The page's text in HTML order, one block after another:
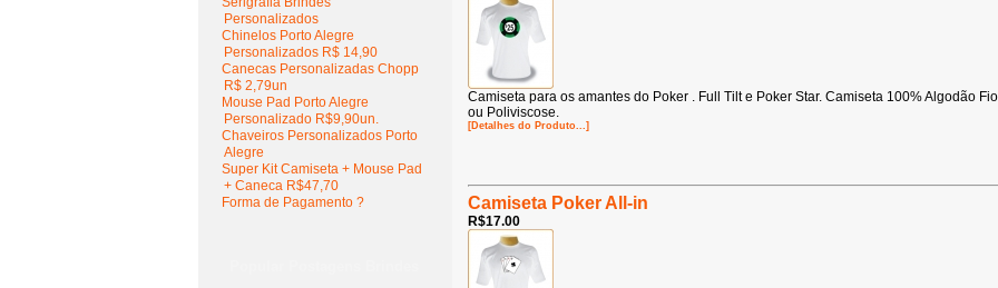
Personalizados
Chinelos Porto Alegre
Personalizados R$ 14,90
Canecas Personalizadas Chopp
R$ 2,79un
Mouse Pad Porto Alegre
Personalizado R$9,90un.
Chaveiros Personalizados Porto
Alegre
Super Kit Camiseta + Mouse Pad
+ Caneca R$47,70
Forma de Pagamento ?
Camiseta para os amantes do Poker . Full Tilt e Poker Star. Camiseta 100% Algodão
ou Poliviscose.
[Detalhes do Produto...]
Camiseta Poker All-in
R$17.00